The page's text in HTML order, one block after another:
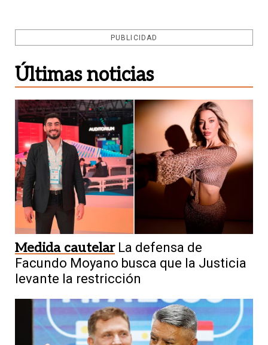
PUBLICIDAD
Últimas noticias
Medida cautelar La defensa de
Facundo Moyano busca que la Justicia
levante la restricción